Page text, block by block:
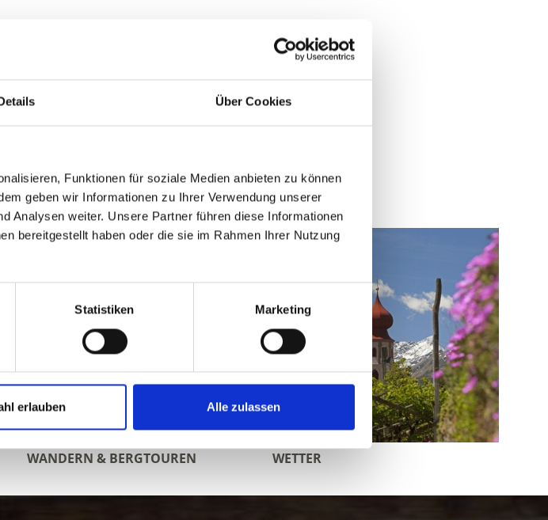
Über Cookies
Funktionen für soziale Medien anbieten zu können
geben wir Informationen zu Ihrer Verwendung unserer
Analysen weiter. Unsere Partner führen diese Informationen
bereitgestellt haben oder die sie im Rahmen Ihrer Nutzung
Statistiken Marketing
erlauben Alle zulassen
WANDERN & BERGTOUREN WETTER